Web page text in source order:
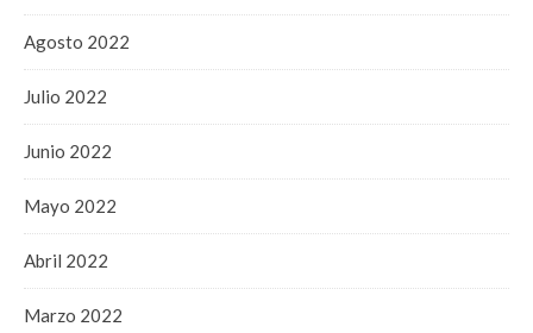
Agosto 2022
Julio 2022
Junio 2022
Mayo 2022
Abril 2022
Marzo 2022